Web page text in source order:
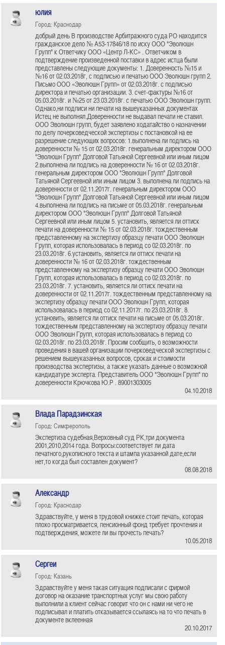
юлия
Город: Краснодар
добрый день В производстве Арбитражного суда РО находится
гражданское дело № А53-17846/18 по иску ООО "Эволюшн
Групп" к Ответчику ООО «Центр Л-КС» . Ответчиком в
подтверждение произведенной поставки в адрес истца были
представлены следующие документы: 1. Доверенность №15 и
№16 от 02.03.2018г, с подписью и печатью ООО Эволюшн групп 2.
Письмо ООО «Эволюшн Групп» от 02.03.2018г. с подписью
директора и печатью организации. 3. счет-фактуры №16 от
05.03.2018г. и №25 от 23.03.2018г. с печатью ООО Эволюшн групп.
Однако,ни подписи ни печати на вышеуказанных документах
Истец не выполнял.Доверенности не выдавал печати не ставил.
ООО Эволюшн групп, будет заявлено ходатайство о назначении
по делу почерковедческой экспертизы с постановкой на ее
разрешение следующих вопросов: 1.выполнена ли подпись на
доверенности № 15 от 02.03.2018г. генеральным директором ООО
"Эволюшн Групп" Долговой Татьяной Сергеевной или иным лицом
2.выполнена ли подпись на доверенности № 16 от 02.03.2018г.
генеральным директором ООО "Эволюшн Групп" Долговой
Татьяной Сергеевной или иным лицом 3. выполнена ли подпись на
доверенности от 02.11.2017г. генеральным директором ООО
"Эволюшн Групп" Долговой Татьяной Сергеевной или иным лицом
4.выполнена ли подпись на письме от 05.03.2018г. генеральным
директором ООО "Эволюшн Групп" Долговой Татьяной
Сергеевной или иным лицом 5. установить, является ли оттиск
печати на доверенности № 15 от 02.03.2018г. тождественным
представленному на экспертизу образцу печати ООО Эволюшн
Групп, которая использовалась в период со 02.03.2018г. по
23.03.2018г. 6.установить, является ли оттиск печати на
доверенности № 16 от 02.03.2018г. тождественным
представленному на экспертизу образцу печати ООО Эволюшн
Групп, которая использовалась в период со 02.03.2018г. по
23.03.2018г. 7. установить, является ли оттиск печати на
доверенности от 02.11.2017г. тождественным представленному на
экспертизу образцу печати ООО Эволюшн Групп, которая
использовалась в период со 02.11.2017г. по 23.03.2018г. 8.
установить, является ли оттиск печати на письме от 05.03.2018г.
тождественным представленному на экспертизу образцу печати
ООО Эволюшн Групп, которая использовалась в период со
02.03.2018г. по 23.03.2018г. Просим сообщить, о возможности
проведения в вашей организации почерковедческой экспертизы с
решением вышеуказанных вопросов, сроках и стоимости
производства экспертизы, а также указать данные о возможной
кандидатуре эксперта. Представитель ООО "Эволюшн Групп" по
доверенности Крючкова Ю.Р . 89001303005
04.10.2018
Влада Парадзинская
Город: Симферополь
Экспертиза судебная,Верховный суд РК,три документа
2001,2010,2014 года. Вопросы:соответствует ли дата
печатного,рукописного текста и штампа указанной дате,если
нет,то когда был составлен документ?
08.08.2018
Александр
Город: Краснодар
Здравствуйте, у меня в трудовой книжке стоит печать, которая
плохо просматривается, пенсионный фонд требует прочтения и
подтверждения, можете ли вы прочесть печать?
10.05.2018
Сергеи
Город: Казань
Здравствуйте у меня такая ситуация подписали с фирмой
договор на оказание транспортных услуг мы свою работу
выполнили а клиент сейчас говорит что он с нами ни чего не
подписывал и платить отказывается ссылаясь на то что печать в
документе вклеенная
20.10.2017